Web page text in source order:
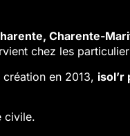
Charente-
chez les
création en 2013, isol’r
civile.